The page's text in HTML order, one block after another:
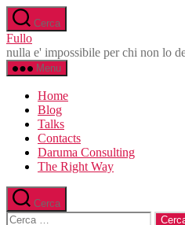
Salta
al
contenuto
Cerca
Fullo
nulla e' impossibile per chi non lo
Menu
Home
Blog
Talks
Contacts
Daruma Consulting
The Right Way
Cerca
Cerca: